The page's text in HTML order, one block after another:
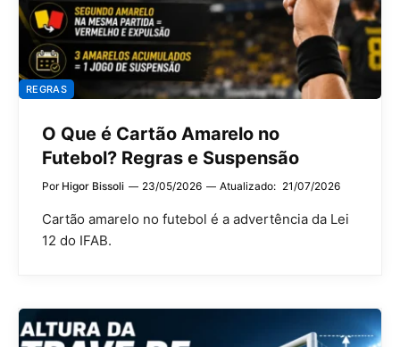
REGRAS
O Que é Cartão Amarelo no
Futebol? Regras e Suspensão
Por Higor Bissoli 23/05/2026 Atualizado: 21/07/2026
Cartão amarelo no futebol é a advertência da Lei
12 do IFAB.